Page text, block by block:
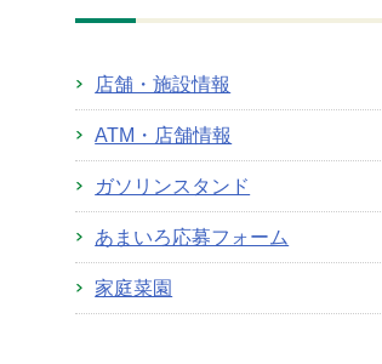
店舗・施設情報
ATM・店舗情報
ガソリンスタンド
あまいろ応募フォーム
家庭菜園